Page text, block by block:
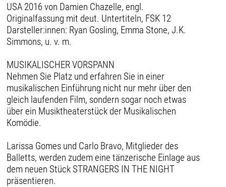
USA 2016 von Damien Chazelle, engl.
Originalfassung mit deut. Untertiteln, FSK 12
Darsteller:innen: Ryan Gosling, Emma Stone, J.K.
Simmons, u. v. m.
MUSIKALISCHER VORSPANN
Nehmen Sie Platz und erfahren Sie in einer
musikalischen Einführung nicht nur mehr über den
gleich laufenden Film, sondern sogar noch etwas
über ein Musiktheaterstück der Musikalischen
Komödie.
Larissa Gomes und Carlo Bravo, Mitglieder des
Balletts, werden zudem eine tänzerische Einlage aus
dem neuen Stück STRANGERS IN THE NIGHT
präsentieren.